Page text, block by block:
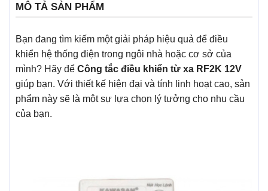
MÔ TẢ SẢN PHẨM
Bạn đang tìm kiếm một giải pháp hiệu quả để điều
khiển hệ thống điện trong ngôi nhà hoặc cơ sở của
mình? Hãy để Công tắc điều khiển từ xa RF2K 12V
giúp bạn. Với thiết kế hiện đại và tính linh hoạt cao, sản
phẩm này sẽ là một sự lựa chọn lý tưởng cho nhu cầu
của bạn.